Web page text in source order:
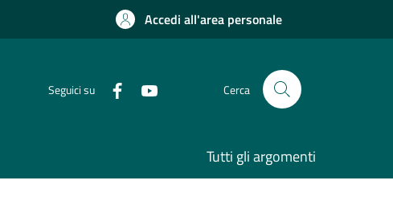
Accedi all'area personale
Seguici su Cerca
Tutti gli argomenti